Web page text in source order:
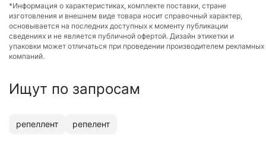
*Информация о характеристиках, комплекте поставки, стране
изготовления и внешнем виде товара носит справочный характер,
основывается на последних доступных к моменту публикации
сведениях и не является публичной офертой. Дизайн этикетки и
упаковки может отличаться при проведении производителем рекламных
компаний.
Ищут по запросам
репеллент репелент